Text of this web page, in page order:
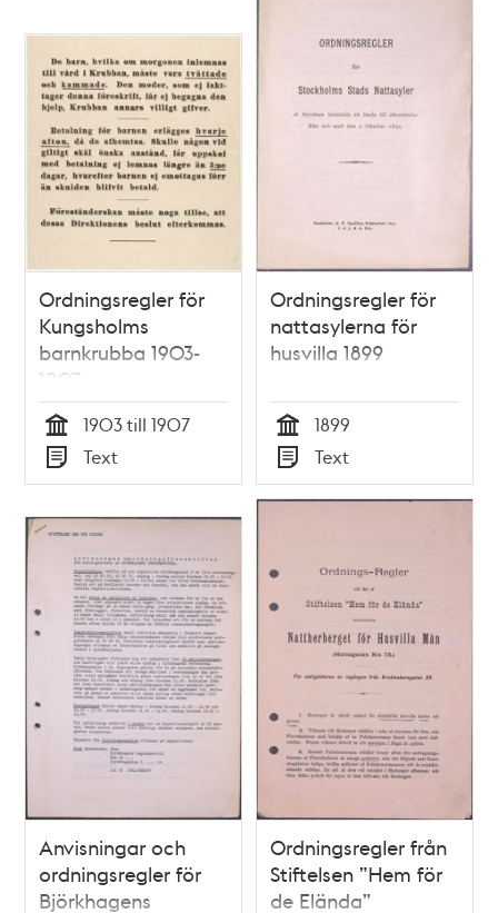
Ordningsregler för
Kungsholms
barnkrubba 1903-
1907
Tid
1903 till 1907
Typ
Text
Ordningsregler för
nattasylerna för
husvilla 1899
Tid
1899
Typ
Text
Anvisningar och
ordningsregler för
Björkhagens
Ordningsregler från
Stiftelsen ”Hem för
de Elända”